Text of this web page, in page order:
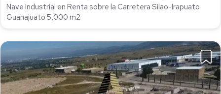
Nave Industrial en Renta sobre la Carretera Silao-Irapuato
Guanajuato 5,000 m2